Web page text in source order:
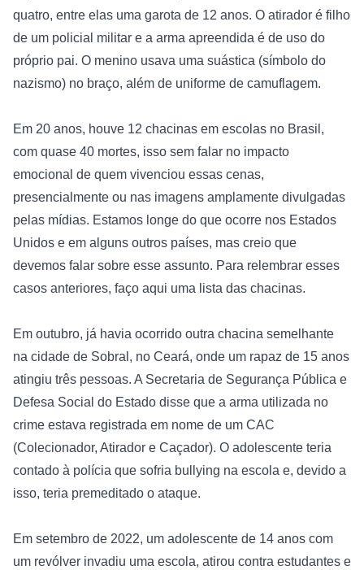
quatro, entre elas uma garota de 12 anos. O atirador é filho
de um policial militar e a arma apreendida é de uso do
próprio pai. O menino usava uma suástica (símbolo do
nazismo) no braço, além de uniforme de camuflagem.
Em 20 anos, houve 12 chacinas em escolas no Brasil,
com quase 40 mortes, isso sem falar no impacto
emocional de quem vivenciou essas cenas,
presencialmente ou nas imagens amplamente divulgadas
pelas mídias. Estamos longe do que ocorre nos Estados
Unidos e em alguns outros países, mas creio que
devemos falar sobre esse assunto. Para relembrar esses
casos anteriores, faço aqui uma lista das chacinas.
Em outubro, já havia ocorrido outra chacina semelhante
na cidade de Sobral, no Ceará, onde um rapaz de 15 anos
atingiu três pessoas. A Secretaria de Segurança Pública e
Defesa Social do Estado disse que a arma utilizada no
crime estava registrada em nome de um CAC
(Colecionador, Atirador e Caçador). O adolescente teria
contado à polícia que sofria bullying na escola e, devido a
isso, teria premeditado o ataque.
Em setembro de 2022, um adolescente de 14 anos com
um revólver invadiu uma escola, atirou contra estudantes e